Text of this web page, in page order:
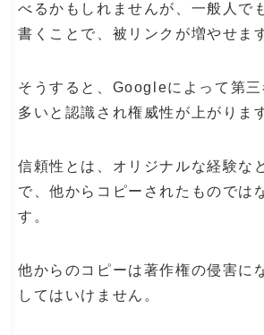
べるかもしれませんが、一般人で
書くことで、被リンクが増やせま
そうすると、Googleによって第
多いと認識され権威性が上がりま
信頼性とは、オリジナルな経験な
で、他からコピーされたものでは
す。
他からのコピーは著作権の侵害に
してはいけません。